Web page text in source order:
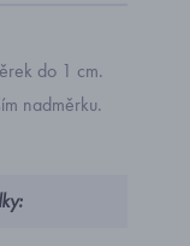
do 1 cm.
nadměrku.